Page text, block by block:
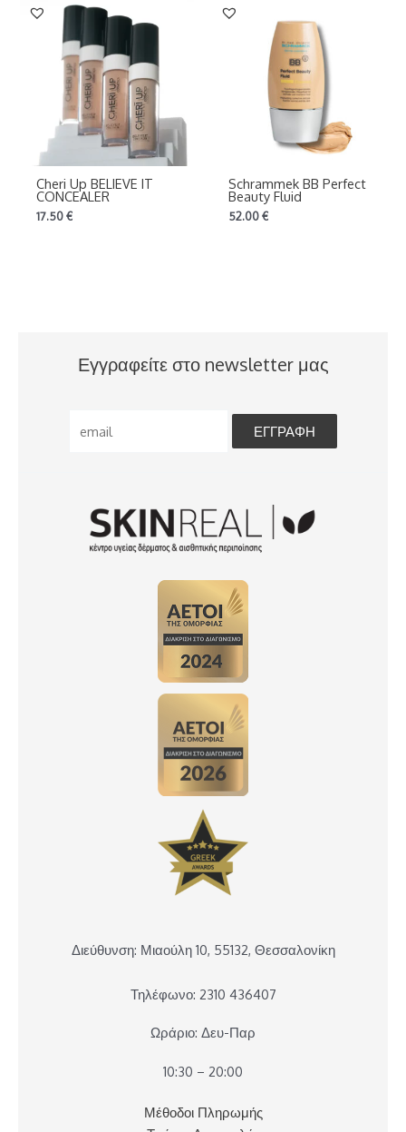
Cheri Up BELIEVE IT
CONCEALER
17.50€
Schrammek BB Perfect
Beauty Fluid
52.00€
Εγγραφείτε στο newsletter μας
Διεύθυνση: Μιαούλη 10, 55132, Θεσσαλονίκη
Τηλέφωνο: 2310 436407
Ωράριο: Δευ-Παρ
10:30 – 20:00
Μέθοδοι Πληρωμής